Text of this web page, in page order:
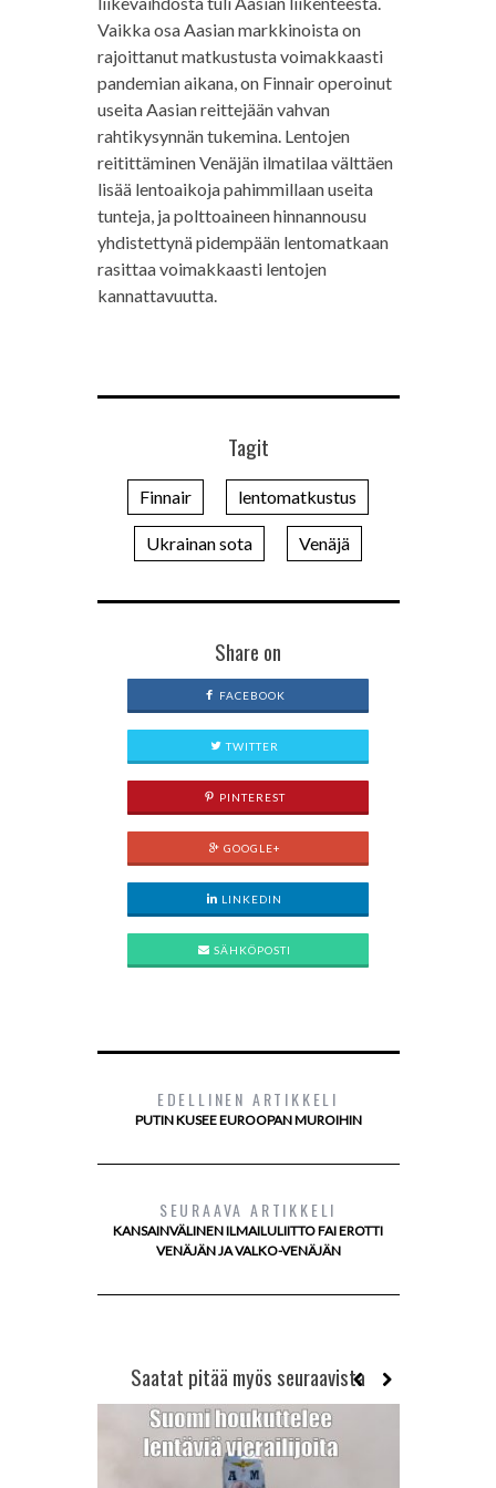
Vaikka osa Aasian markkinoista on
rajoittanut matkustusta voimakkaasti
pandemian aikana, on Finnair operoinut
useita Aasian reittejään vahvan
rahtikysynnän tukemina. Lentojen
reitittäminen Venäjän ilmatilaa välttäen
lisää lentoaikoja pahimmillaan useita
tunteja, ja polttoaineen hinnannousu
yhdistettynä pidempään lentomatkaan
rasittaa voimakkaasti lentojen
kannattavuutta.
Tagit
Finnair lentomatkustus
Ukrainan sota Venäjä
Share on
FACEBOOK
TWITTER
PINTEREST
GOOGLE+
LINKEDIN
SÄHKÖPOSTI
EDELLINEN ARTIKKELI
PUTIN KUSEE EUROOPAN MUROIHIN
SEURAAVA ARTIKKELI
KANSAINVÄLINEN ILMAILULIITTO FAI EROTTI
VENÄJÄN JA VALKO-VENÄJÄN
Saatat pitää myös seuraavista